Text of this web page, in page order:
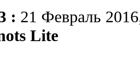
: 21 Февраль
Lite